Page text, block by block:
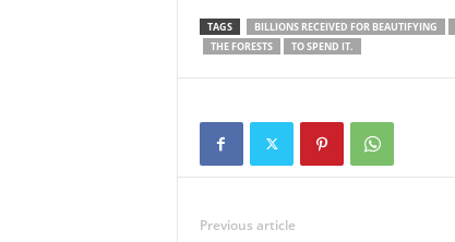
TAGS BILLIONS RECEIVED FOR BEAUTIFYING
THE FORESTS
TO SPEND IT.
Previous article